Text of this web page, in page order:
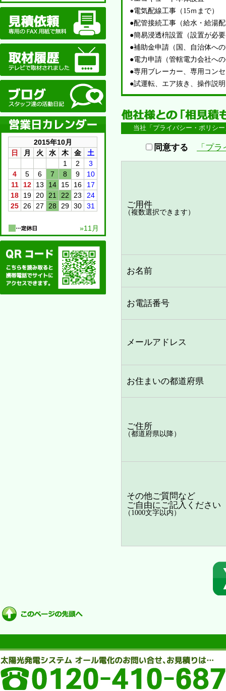
●電気配線工事（15ｍまで）
●配管接続工事（給水・給湯
●簡易浸透枡設置（設置が必
●補助金申請（国、自治体へ
●電力申請（管轄電力会社へ
●専用ブレーカー、専用コン
●試運転、エア抜き、操作説明
当社「プライバシー・ポリシ
同意する 「プ
ご用件
（複数選択できます）
お名前
お電話番号
メールアドレス
お住まいの都道府県
ご住所
（都道府県以降）
その他ご質問など
ご自由にご記入ください
（1000文字以内）
取材履歴
2015年10月
日
月 火 水 木 金
土
1
2
3
4
5 6 7 8 9
10
11
12 13 14 15 16
17
18
19 20 21 22 23
24
25
26 27 28 29 30 31
»11月